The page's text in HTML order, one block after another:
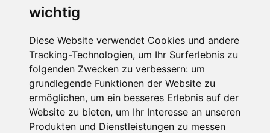
wichtig
Diese Website verwendet Cookies und andere
Tracking-Technologien, um Ihr Surferlebnis zu
folgenden Zwecken zu verbessern: um
grundlegende Funktionen der Website zu
ermöglichen, um ein besseres Erlebnis auf der
Website zu bieten, um Ihr Interesse an unseren
Produkten und Dienstleistungen zu messen
Ferienhof Blasriegl
Farnau 2
4573 Hinterstoder
Oberösterreich
Österreich
Telefon